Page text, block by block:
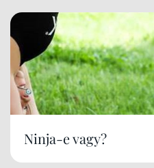
Ninja-e vagy?